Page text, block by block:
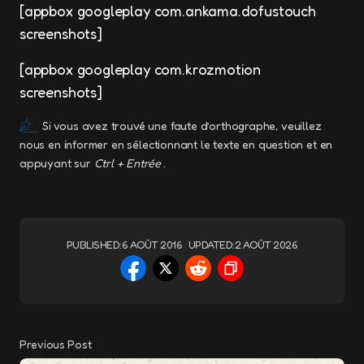
[appbox googleplay com.ankama.dofustouch
screenshots]
[appbox googleplay com.krozmotion
screenshots]
Si vous avez trouvé une faute d’orthographe, veuillez
nous en informer en sélectionnant le texte en question et en
appuyant sur Ctrl + Entrée.
PUBLISHED:6 AOÛT 2016 UPDATED:2 AOÛT 2026
Previous Post